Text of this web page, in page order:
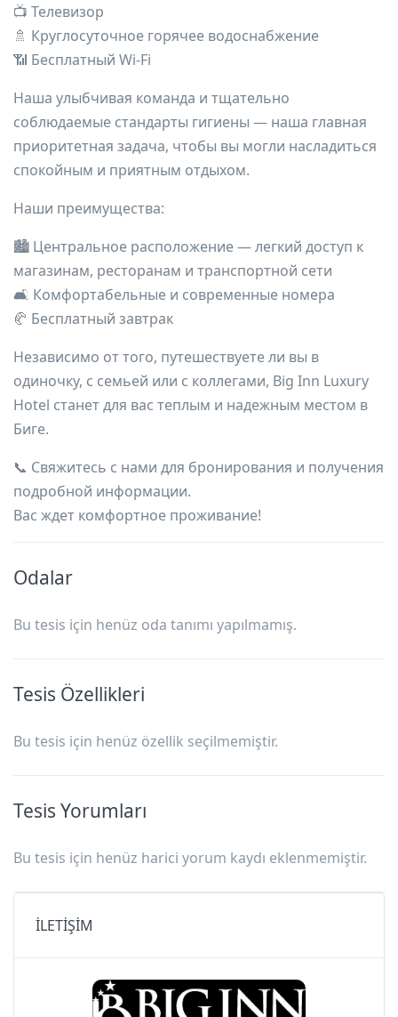
📺 Телевизор
🚿 Круглосуточное горячее водоснабжение
📶 Бесплатный Wi-Fi
Наша улыбчивая команда и тщательно
соблюдаемые стандарты гигиены — наша главная
приоритетная задача, чтобы вы могли насладиться
спокойным и приятным отдыхом.
Наши преимущества:
🏙️ Центральное расположение — легкий доступ к
магазинам, ресторанам и транспортной сети
🛋️ Комфортабельные и современные номера
🥐 Бесплатный завтрак
Независимо от того, путешествуете ли вы в
одиночку, с семьей или с коллегами, Big Inn Luxury
Hotel станет для вас теплым и надежным местом в
Биге.
📞 Свяжитесь с нами для бронирования и получения
подробной информации.
Вас ждет комфортное проживание!
Odalar
Bu tesis için henüz oda tanımı yapılmamış.
Tesis Özellikleri
Bu tesis için henüz özellik seçilmemiştir.
Tesis Yorumları
Bu tesis için henüz harici yorum kaydı eklenmemiştir.
İLETİŞİM